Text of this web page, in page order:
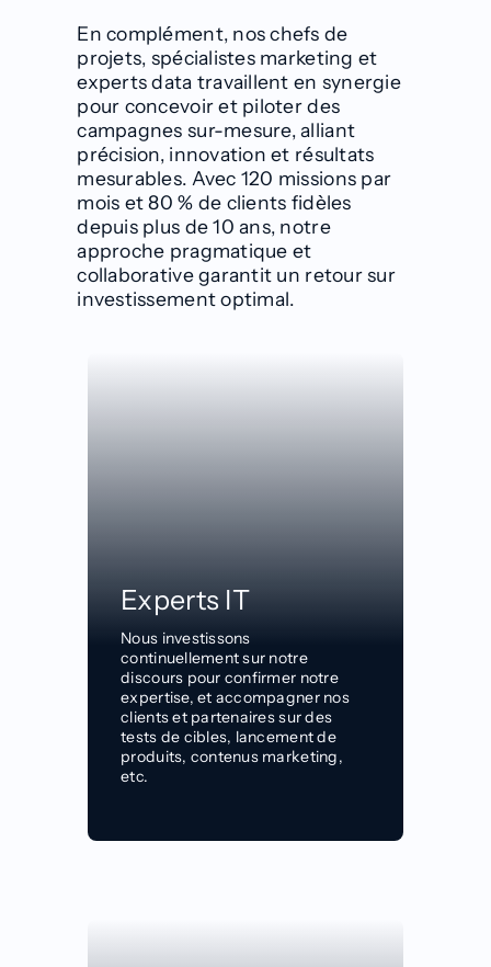
En complément, nos chefs de
projets, spécialistes marketing et
experts data travaillent en synergie
pour concevoir et piloter des
campagnes sur-mesure, alliant
précision, innovation et résultats
mesurables. Avec 120 missions par
mois et 80 % de clients fidèles
depuis plus de 10 ans, notre
approche pragmatique et
collaborative garantit un retour sur
investissement optimal.
Experts IT
Nous investissons
continuellement sur notre
discours pour confirmer notre
expertise, et accompagner nos
clients et partenaires sur des
tests de cibles, lancement de
produits, contenus marketing,
etc.